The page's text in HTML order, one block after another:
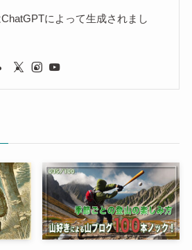
によって生成されまし